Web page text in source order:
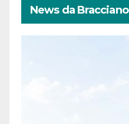
News da Bracciano